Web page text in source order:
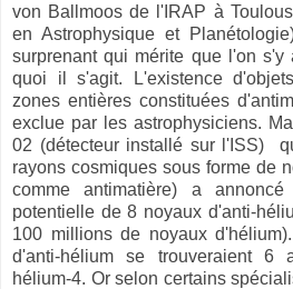
von Ballmoos de l'IRAP à
en Astrophysique et
surprenant qui mérite que l'on s'y
quoi il s'agit. L'existence
zones entières constituées
exclue par les astrophysiciens.
02 (détecteur installé sur l'ISS)
rayons cosmiques sous forme de
comme antimatière) a
potentielle de 8 noyaux d'anti-
100 millions de noyaux
d'anti-hélium se trouveraient 6
hélium-4. Or selon certains